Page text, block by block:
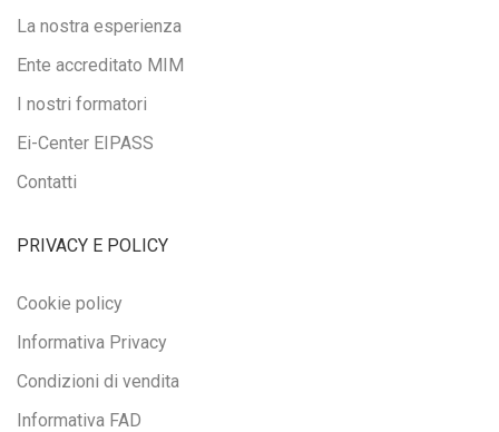
La nostra esperienza
Ente accreditato MIM
I nostri formatori
Ei-Center EIPASS
Contatti
PRIVACY E POLICY
Cookie policy
Informativa Privacy
Condizioni di vendita
Informativa FAD